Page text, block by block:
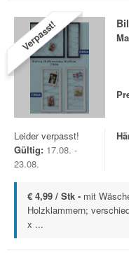
Verpasst!
Leider verpasst!
Gültig: 17.08. -
23.08.
€ 4,99 / Stk - mit
Holzklammern;
x ...